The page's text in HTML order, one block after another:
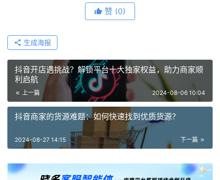
赞 (0)
生成海报
抖音开店遇挑战？解锁平台十大独家权益，助力商家顺
利启航
上一篇 2024-08-06 10:04
抖音商家的货源难题：如何快速找到优质货源？
下一篇
2024-08-27 14:15